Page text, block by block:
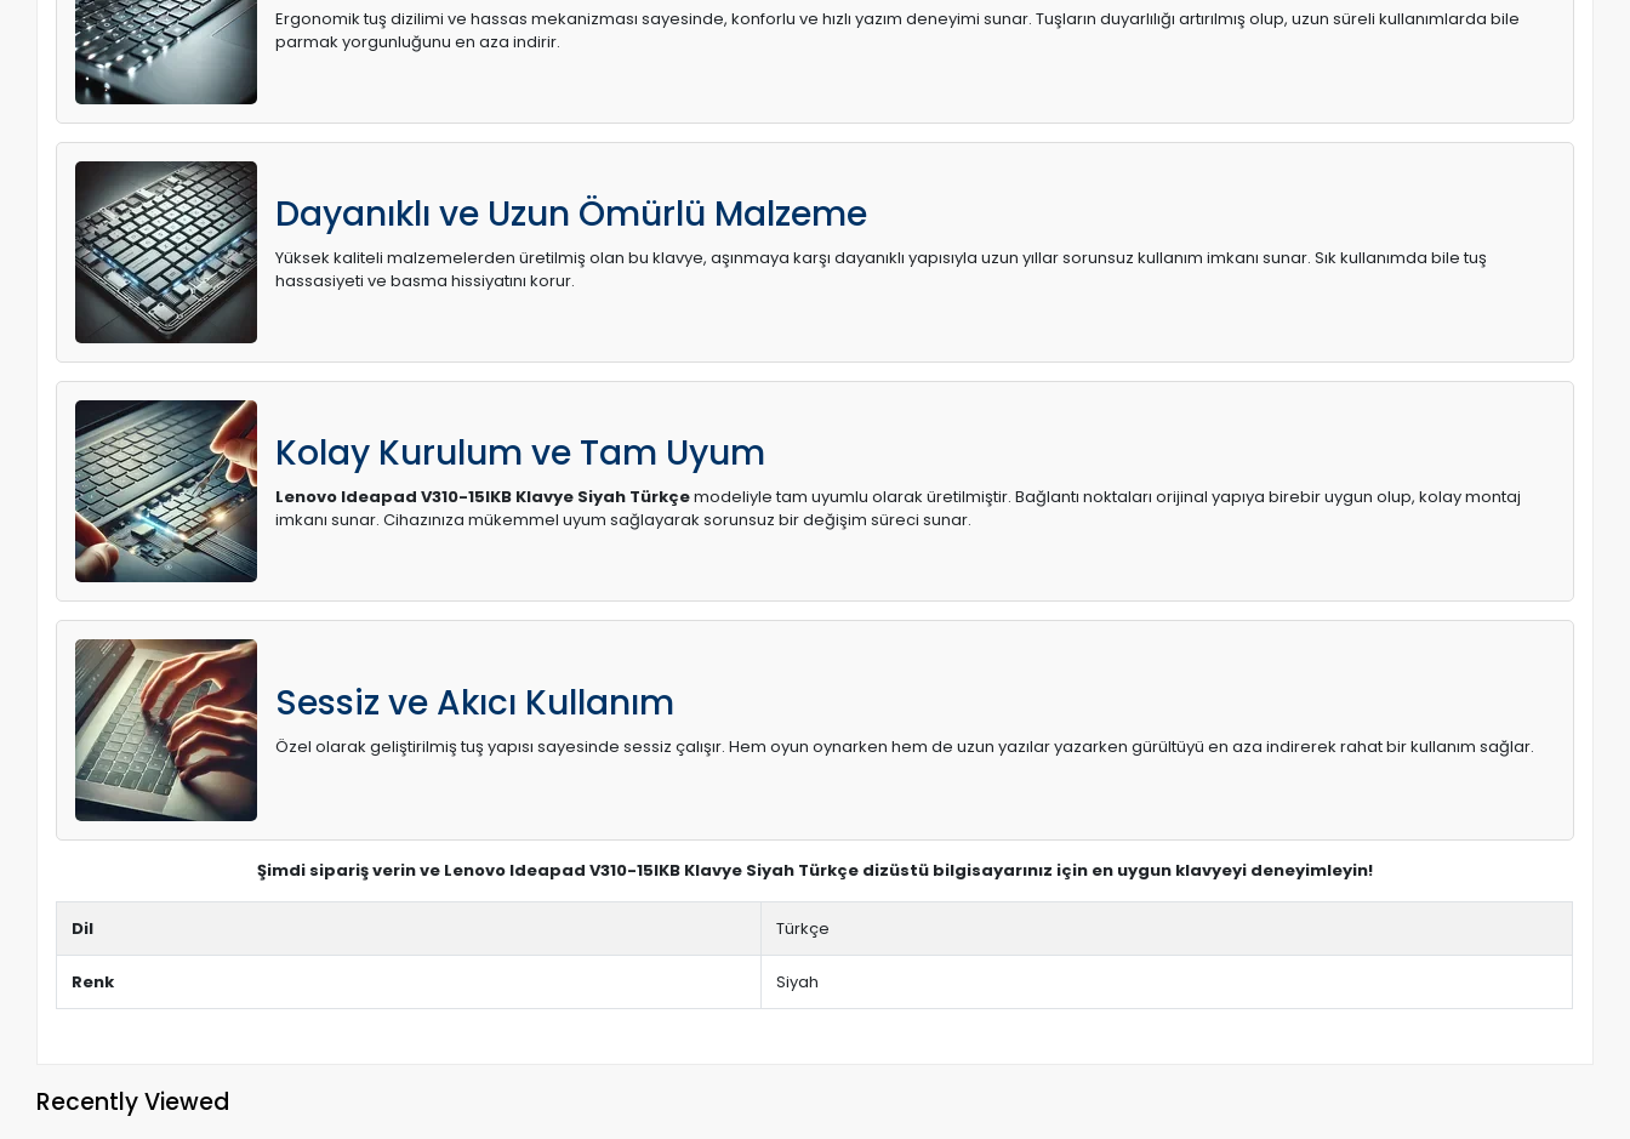
Ergonomik tuş dizilimi ve hassas mekanizması sayesinde, konforlu ve hızlı yazım deneyimi sunar. Tuşların duyarlılığı artırılmış olup, uzun süreli kullanımlarda bile
parmak yorgunluğunu en aza indirir.
Dayanıklı ve Uzun Ömürlü Malzeme
Yüksek kaliteli malzemelerden üretilmiş olan bu klavye, aşınmaya karşı dayanıklı yapısıyla uzun yıllar sorunsuz kullanım imkanı sunar. Sık kullanımda bile tuş
hassasiyeti ve basma hissiyatını korur.
Kolay Kurulum ve Tam Uyum
Lenovo Ideapad V310-15IKB Klavye Siyah Türkçemodeliyle tam uyumlu olarak üretilmiştir. Bağlantı noktaları orijinal yapıya birebir uygun olup, kolay montaj
imkanı sunar. Cihazınıza mükemmel uyum sağlayarak sorunsuz bir değişim süreci sunar.
Sessiz ve Akıcı Kullanım
Özel olarak geliştirilmiş tuş yapısı sayesinde sessiz çalışır. Hem oyun oynarken hem de uzun yazılar yazarken gürültüyü en aza indirerek rahat bir kullanım sağlar.
Şimdi sipariş verin ve Lenovo Ideapad V310-15IKB Klavye Siyah Türkçe dizüstü bilgisayarınız için en uygun klavyeyi deneyimleyin!
Dil Türkçe
Renk Siyah
Recently Viewed